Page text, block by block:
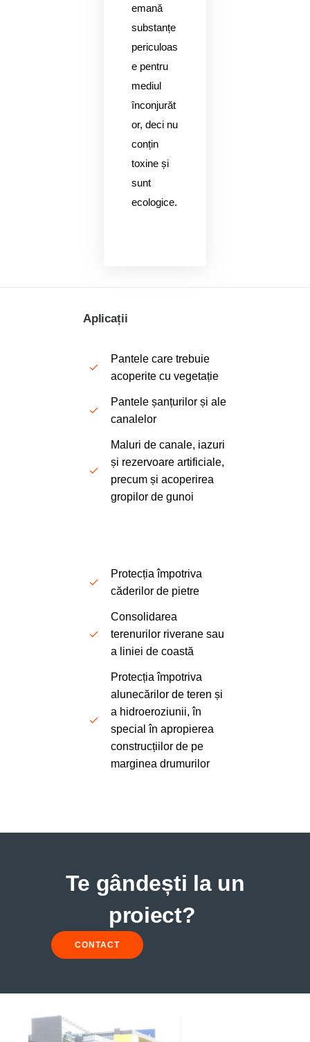
emană
substanțe
periculoas
e pentru
mediul
înconjurăt
or, deci nu
conțin
toxine și
sunt
ecologice.
Aplicații
Pantele care trebuie
acoperite cu vegetație
Pantele șanțurilor și ale
canalelor
Maluri de canale, iazuri
și rezervoare artificiale,
precum și acoperirea
gropilor de gunoi
Protecția împotriva
căderilor de pietre
Consolidarea
terenurilor riverane sau
a liniei de coastă
Protecția împotriva
alunecărilor de teren și
a hidroeroziunii, în
special în apropierea
construcțiilor de pe
marginea drumurilor
Te gândești la un
proiect?
CONTACT